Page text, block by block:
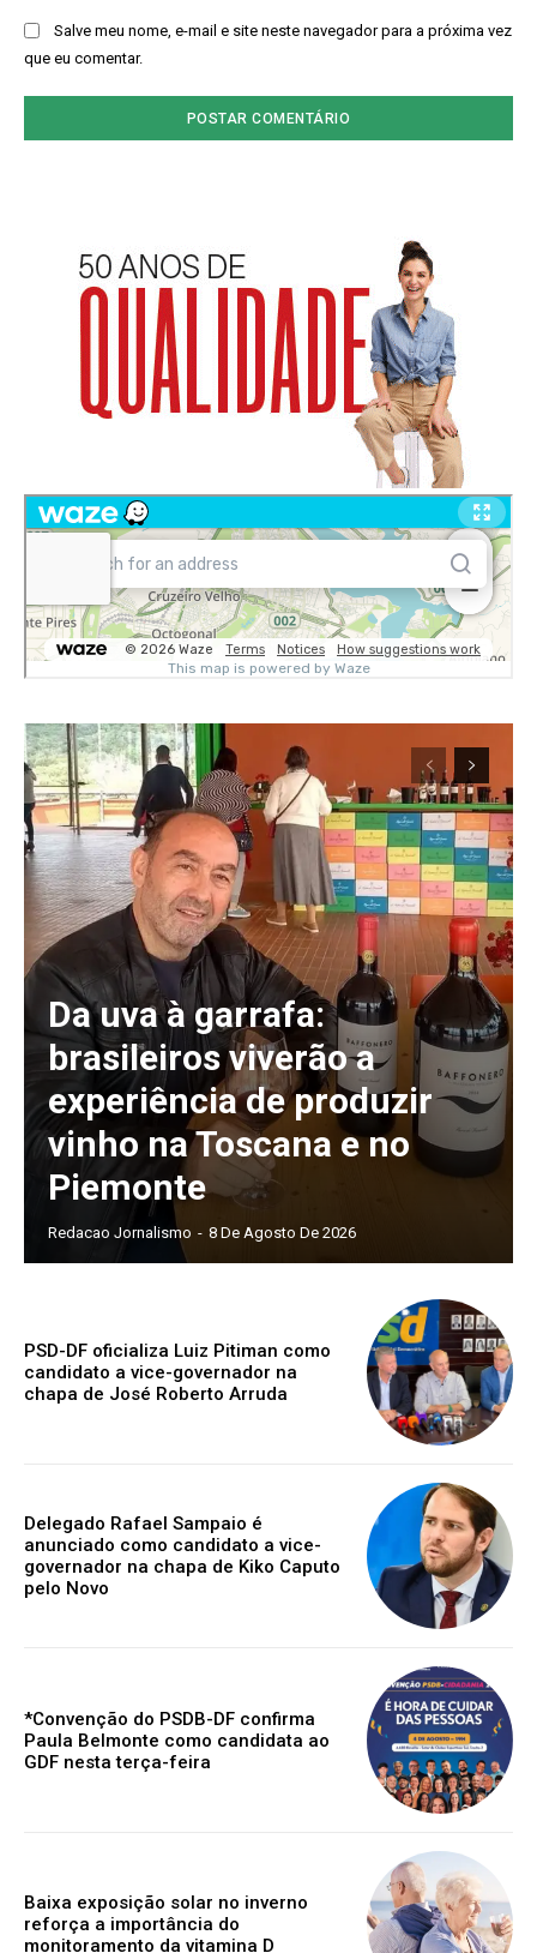
Salve meu nome, e-mail e site neste navegador para a próxima vez
que eu comentar.
Da uva à garrafa:
brasileiros viverão a
experiência de produzir
vinho na Toscana e no
Piemonte
Redacao Jornalismo - 8 De Agosto De 2026
PSD-DF oficializa Luiz Pitiman como
candidato a vice-governador na
chapa de José Roberto Arruda
Delegado Rafael Sampaio é
anunciado como candidato a vice-
governador na chapa de Kiko Caputo
pelo Novo
*Convenção do PSDB-DF confirma
Paula Belmonte como candidata ao
GDF nesta terça-feira
Baixa exposição solar no inverno
reforça a importância do
monitoramento da vitamina D